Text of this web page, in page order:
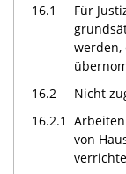
16.1
Für
16.2
Nicht
16.2.1
von